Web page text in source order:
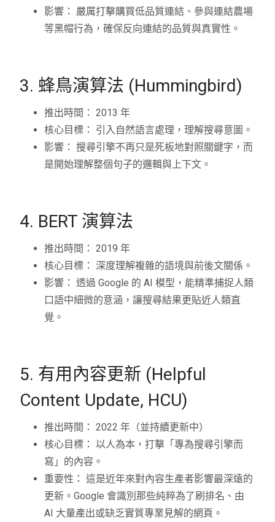
影響： 嚴厲打擊購買低品質連結、參與連結農場
等黑帽行為，確保反向連結的品質與真實性。
3. 蜂鳥演算法 (Hummingbird)
推出時間： 2013 年
核心目標： 引入自然語言處理，理解搜尋意圖。
影響： 搜尋引擎不再只是死板地對照關鍵字，而
是開始理解整個句子的邏輯與上下文。
4. BERT 演算法
推出時間： 2019 年
核心目標： 深度理解複雜的語境與前後文關係。
影響： 透過 Google 的 AI 模型，能精準捕捉人類
口語中細微的意涵，讓搜尋結果更貼近人類直
覺。
5. 有用內容更新 (Helpful
Content Update, HCU)
推出時間： 2022 年（並持續更新中）
核心目標： 以人為本，打擊「專為搜尋引擎而
寫」的內容。
重要性： 這是近年來對內容生產者影響最深遠的
更新。Google 會識別那些純粹為了刷排名、由
AI 大量產出或缺乏實質專業見解的網頁。